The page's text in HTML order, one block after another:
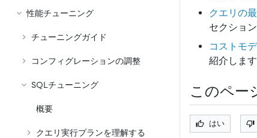
性能チューニング
チューニングガイド
コンフィグレーションの調整
SQLチューニング
概要
クエリ実行プランを理解する
クエリの
セクショ
コストモ
紹介します
このペー
はい